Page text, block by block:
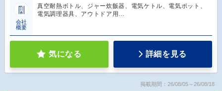
会社
概要
真空耐熱ボトル、ジャー炊飯器、電気ケトル、電気ポット、
電気調理器具、アウトドア用…
気になる 詳細を見る
掲載期間：26/08/05～26/08/18